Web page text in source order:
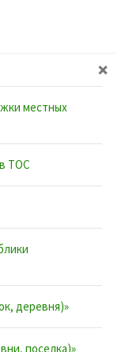
местных
ТОС
деревня)»
поселка)»